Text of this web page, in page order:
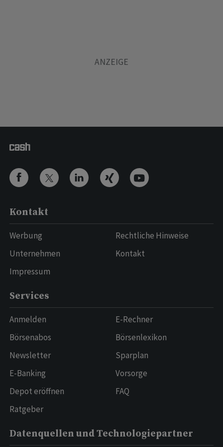
Kontakt
Werbung
Unternehmen
Impressum
Rechtliche Hinweise
Kontakt
Services
Anmelden
Börsenabos
Newsletter
E-Banking
Depot eröffnen
Ratgeber
E-Rechner
Börsenlexikon
Sparplan
Vorsorge
FAQ
Datenquellen und Technologiepartner